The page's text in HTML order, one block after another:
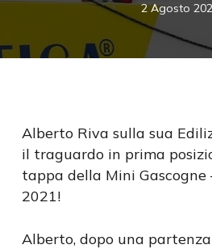
2 Agosto
Alberto Riva sulla sua
il traguardo in prima
tappa della Mini Gascogne
2021!
Alberto, dopo una